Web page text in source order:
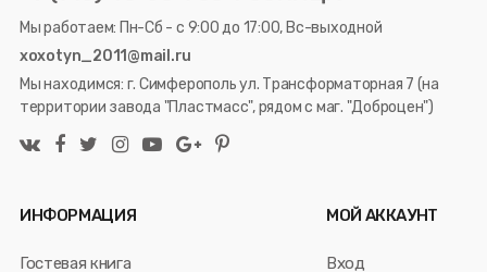
Мы работаем: Пн-Сб - с 9:00 до 17:00, Вс-выходной
xoxotyn_2011@mail.ru
Мы находимся: г. Симферополь ул. Трансформаторная 7 (на
территории завода "Пластмасс", рядом с маг. "Доброцен")
ИНФОРМАЦИЯ
Гостевая книга
МОЙ АККАУНТ
Вход